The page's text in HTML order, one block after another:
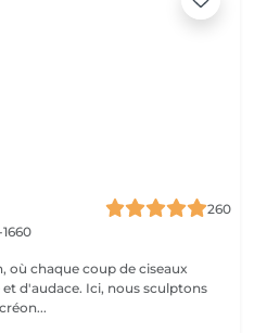
260
où chaque coup de ciseaux
d'audace. Ici, nous sculptons